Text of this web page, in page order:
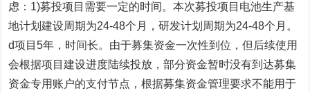
虑：1)募投项目需要一定的时间。本次募投项目电池生产基
地计划建设周期为24-48个月，研发计划周期为24-48个月。
d项目5年，时间长。由于募集资金一次性到位，但后续使用
会根据项目建设进度陆续投放，部分资金暂时没有到达募集
资金专用账户的支付节点，根据募集资金管理要求不能用于